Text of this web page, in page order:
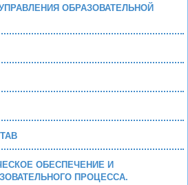
ОБРАЗОВАТЕЛЬНОЙ
ОБЕСПЕЧЕНИЕ И
ПРОЦЕССА.